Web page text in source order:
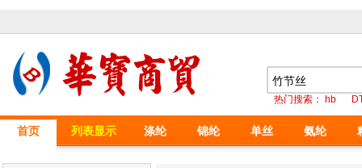
热门搜索： hb
首页 列表显示 涤纶 锦纶 单丝 氨纶